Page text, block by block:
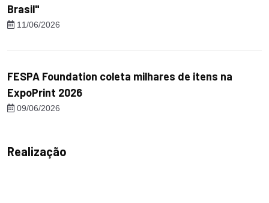
Brasil"
11/06/2026
FESPA Foundation coleta milhares de itens na
ExpoPrint 2026
09/06/2026
Realização